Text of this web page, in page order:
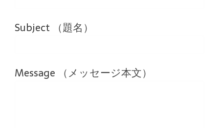
Subject （題名）
Message （メッセージ本文）